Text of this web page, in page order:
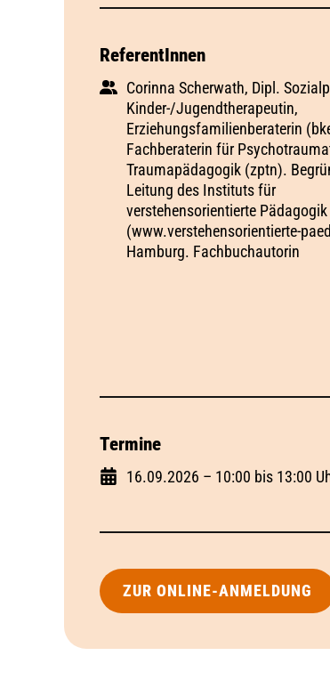
ReferentInnen
Corinna Scherwath, Dipl.
Kinder-/Jugendtherapeutin,
Erziehungsfamilienberaterin
Fachberaterin für
Traumapädagogik (zptn).
Leitung des Instituts für
verstehensorientierte Pädagogik
(www.verstehensorientierte-
Hamburg. Fachbuchautorin
Termine
16.09.2026 – 10:00 bis 13:00
ZUR ONLINE-ANMELDUNG